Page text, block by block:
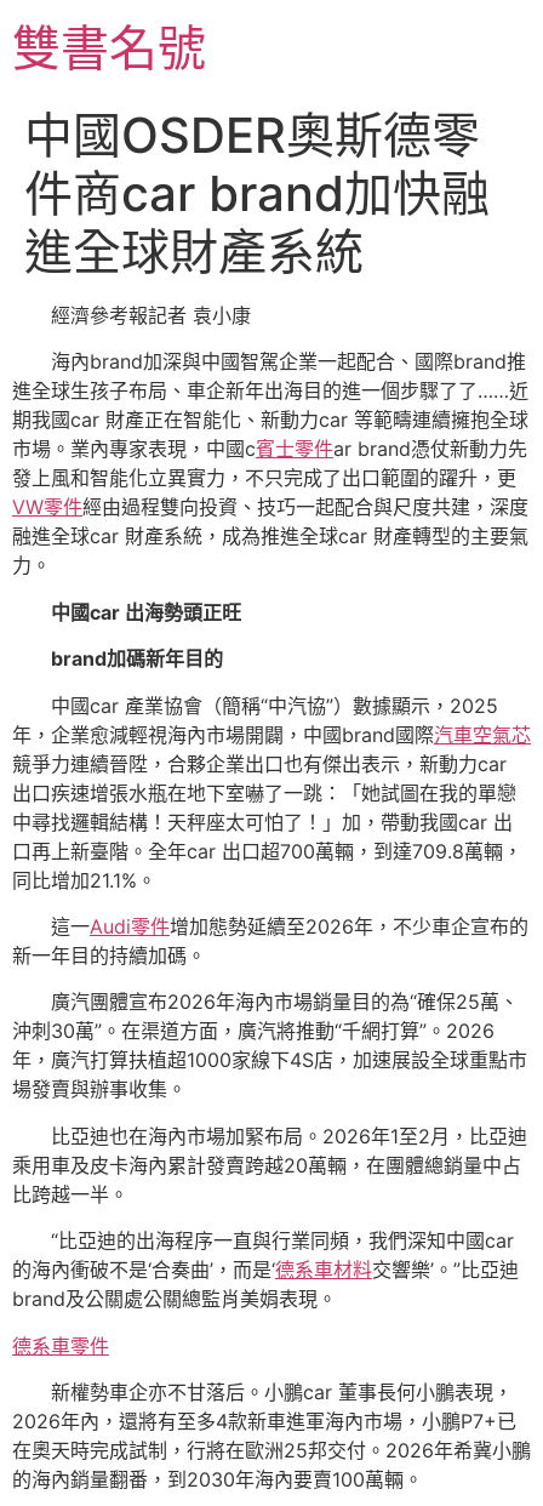
至
主雙書名號
中國OSDER奧斯德零
件商car brand加快融
進全球財產系統
經濟參考報記者 袁小康
海內brand加深與中國智駕企業一起配合、國際brand推
進全球生孩子布局、車企新年出海目的進一個步驟了了……近
期我國car 財產正在智能化、新動力car 等範疇連續擁抱全球
市場。業內專家表現，中國c賓士零件ar brand憑仗新動力先
發上風和智能化立異實力，不只完成了出口範圍的躍升，更
VW零件經由過程雙向投資、技巧一起配合與尺度共建，深度
融進全球car 財產系統，成為推進全球car 財產轉型的主要氣
力。
中國car 出海勢頭正旺
brand加碼新年目的
中國car 產業協會（簡稱“中汽協”）數據顯示，2025
年，企業愈減輕視海內市場開闢，中國brand國際汽車空氣芯
競爭力連續晉陞，合夥企業出口也有傑出表示，新動力car
出口疾速增張水瓶在地下室嚇了一跳：「她試圖在我的單戀
中尋找邏輯結構！天秤座太可怕了！」加，帶動我國car 出
口再上新臺階。全年car 出口超700萬輛，到達709.8萬輛，
同比增加21.1%。
這一Audi零件增加態勢延續至2026年，不少車企宣布的
新一年目的持續加碼。
廣汽團體宣布2026年海內市場銷量目的為“確保25萬、
沖刺30萬”。在渠道方面，廣汽將推動“千網打算”。2026
年，廣汽打算扶植超1000家線下4S店，加速展設全球重點市
場發賣與辦事收集。
比亞迪也在海內市場加緊布局。2026年1至2月，比亞迪
乘用車及皮卡海內累計發賣跨越20萬輛，在團體總銷量中占
比跨越一半。
“比亞迪的出海程序一直與行業同頻，我們深知中國car
的海內衝破不是‘合奏曲’，而是‘德系車材料交響樂’。”比亞迪
brand及公關處公關總監肖美娟表現。
德系車零件
新權勢車企亦不甘落后。小鵬car 董事長何小鵬表現，
2026年內，還將有至多4款新車進軍海內市場，小鵬P7+已
在奧天時完成試制，行將在歐洲25邦交付。2026年希冀小鵬
的海內銷量翻番，到2030年海內要賣100萬輛。